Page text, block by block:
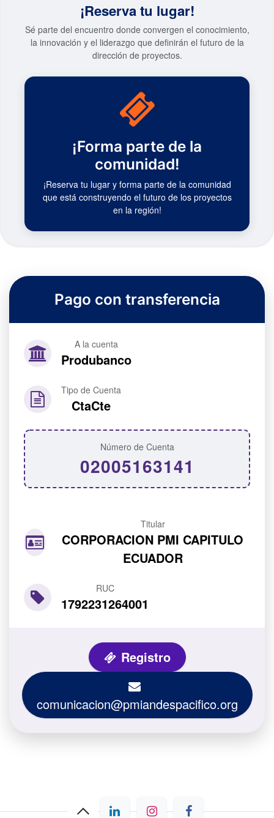
¡Reserva tu lugar!
Sé parte del encuentro donde convergen el conocimiento,
la innovación y el liderazgo que definirán el futuro de la
dirección de proyectos.
¡Forma parte de la
comunidad!
¡Reserva tu lugar y forma parte de la comunidad
que está construyendo el futuro de los proyectos
en la región!
Pago con transferencia
A la cuenta
Produbanco
Tipo de Cuenta
CtaCte
Número de Cuenta
02005163141
Titular
CORPORACION PMI CAPITULO
ECUADOR
RUC
1792231264001
Registro
comunicacion@pmiandespacifico.org